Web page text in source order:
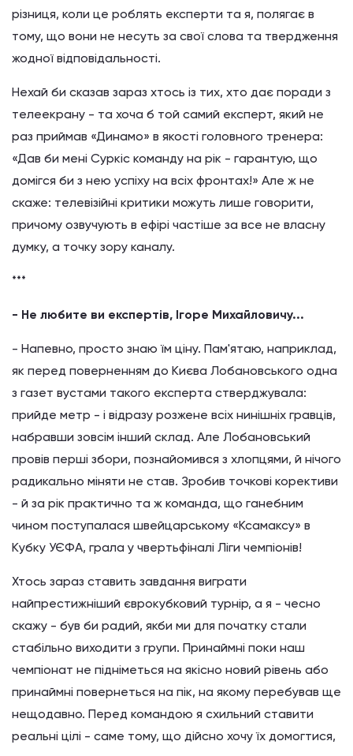
різниця, коли це роблять експерти та я, полягає в
тому, що вони не несуть за свої слова та твердження
жодної відповідальності.
Нехай би сказав зараз хтось із тих, хто дає поради з
телеекрану - та хоча б той самий експерт, який не
раз приймав «Динамо» в якості головного тренера:
«Дав би мені Суркіс команду на рік - гарантую, що
домігся би з нею успіху на всіх фронтах!» Але ж не
скаже: телевізійні критики можуть лише говорити,
причому озвучують в ефірі частіше за все не власну
думку, а точку зору каналу.
***
- Не любите ви експертів, Ігоре Михайловичу...
- Напевно, просто знаю їм ціну. Пам'ятаю, наприклад,
як перед поверненням до Києва Лобановського одна
з газет вустами такого експерта стверджувала:
прийде метр - і відразу розжене всіх нинішніх гравців,
набравши зовсім інший склад. Але Лобановський
провів перші збори, познайомився з хлопцями, й нічого
радикально міняти не став. Зробив точкові корективи
- й за рік практично та ж команда, що ганебним
чином поступалася швейцарському «Ксамаксу» в
Кубку УЄФА, грала у чвертьфіналі Ліги чемпіонів!
Хтось зараз ставить завдання виграти
найпрестижніший єврокубковий турнір, а я - чесно
скажу - був би радий, якби ми для початку стали
стабільно виходити з групи. Принаймні поки наш
чемпіонат не підніметься на якісно новий рівень або
принаймні повернеться на пік, на якому перебував ще
нещодавно. Перед командою я схильний ставити
реальні цілі - саме тому, що дійсно хочу їх домогтися,